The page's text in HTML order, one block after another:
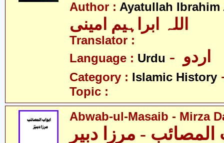
Author : Ayatullah Ibrahim
اللہ ابراہیم امینی
Translator :
Language : Urdu
Category : Islamic History
Topic :
Abwab-ul-Masaib - Mirza
المصائب - مرزا دبیر